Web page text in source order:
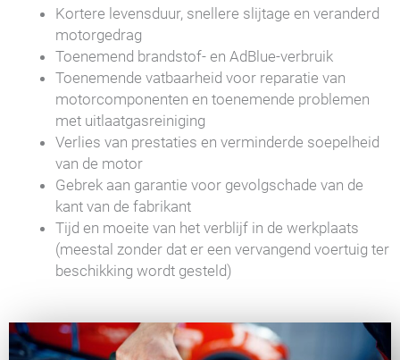
Kortere levensduur, snellere slijtage en veranderd
motorgedrag
Toenemend brandstof- en AdBlue-verbruik
Toenemende vatbaarheid voor reparatie van
motorcomponenten en toenemende problemen
met uitlaatgasreiniging
Verlies van prestaties en verminderde soepelheid
van de motor
Gebrek aan garantie voor gevolgschade van de
kant van de fabrikant
Tijd en moeite van het verblijf in de werkplaats
(meestal zonder dat er een vervangend voertuig ter
beschikking wordt gesteld)